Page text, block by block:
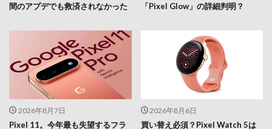
間のアプデでも救済されなかった
「Pixel Glow」の詳細判明？
2026年8月7日
Pixel 11。今年最も失望するフラ
2026年8月6日
買い替え必須？Pixel Watch 5は